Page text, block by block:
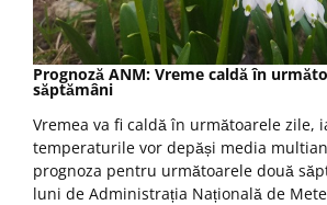
Prognoză ANM: Vreme caldă în
săptămâni
Vremea va fi caldă în următoarele zile,
temperaturile vor depăși media
prognoza pentru următoarele două
luni de Administrația Națională de